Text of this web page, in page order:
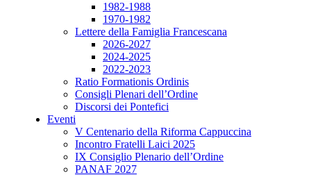
1982-1988
1970-1982
Lettere della Famiglia Francescana
2026-2027
2024-2025
2022-2023
Ratio Formationis Ordinis
Consigli Plenari dell’Ordine
Discorsi dei Pontefici
Eventi
V Centenario della Riforma Cappuccina
Incontro Fratelli Laici 2025
IX Consiglio Plenario dell’Ordine
PANAF 2027